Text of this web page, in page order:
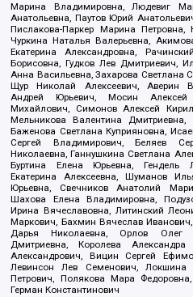
Марина Владимировна, Людевиг
Анатольевна, Паутов Юрий
Пислакова-Паркер Марина Петровна,
Чуркина Наталья Валерьевна,
Екатерина Александровна,
Борисовна, Гудков Лев Дмитриевич,
Анна Васильевна, Захарова Светлана
Щур Николай Алексеевич, Аверин
Андрей Юрьевич, Мосин Алексей
Михайлович, Симонов Алексей
Мельникова Валентина
Баженова Светлана Куприяновна,
Сергей Владимирович, Беляев
Николаевна, Ганнушкина Светлана
Буртина Елена Юрьевна, Гендель
Екатерина Алексеевна, Шуманов
Юрьевна, Свечников Анатолий
Шахова Елена Владимировна,
Ирина Вячеславовна, Литинский
Маркович, Бахмин Вячеслав
Дарья Николаевна, Орлов Олег
Дмитриевна, Королева
Александрович, Вицин Сергей
Левинсон Лев Семенович,
Петрович, Полякова Мара
Герман Константинович